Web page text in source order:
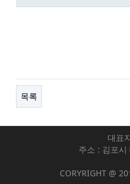
목록
대표
주소 : 김포
CORYRIGHT @